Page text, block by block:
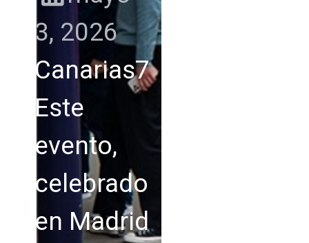
3, 2026
Canarias7
Este
evento,
celebrado
en Madrid